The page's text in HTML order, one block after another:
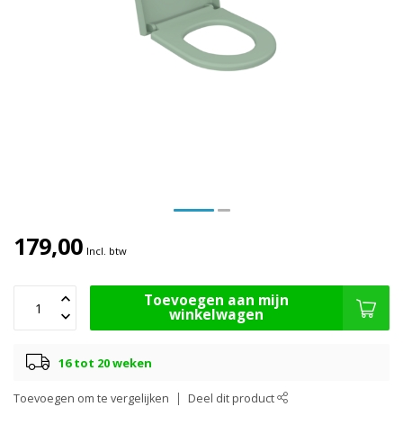
179,00 Incl. btw
Toevoegen aan mijn
winkelwagen
16 tot 20 weken
Toevoegen om te vergelijken Deel dit product